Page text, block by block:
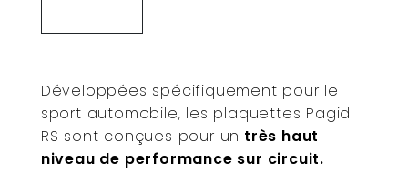
Développées spécifiquement pour le
sport automobile, les plaquettes Pagid
RS sont conçues pour un très haut
niveau de performance sur circuit.